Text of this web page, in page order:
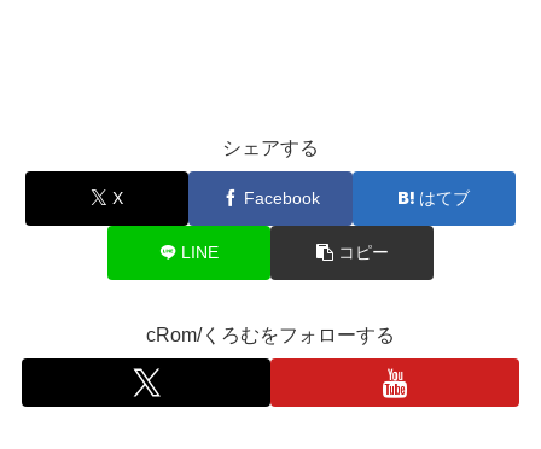
シェアする
X Facebook はてブ
LINE コピー
cRom/くろむをフォローする